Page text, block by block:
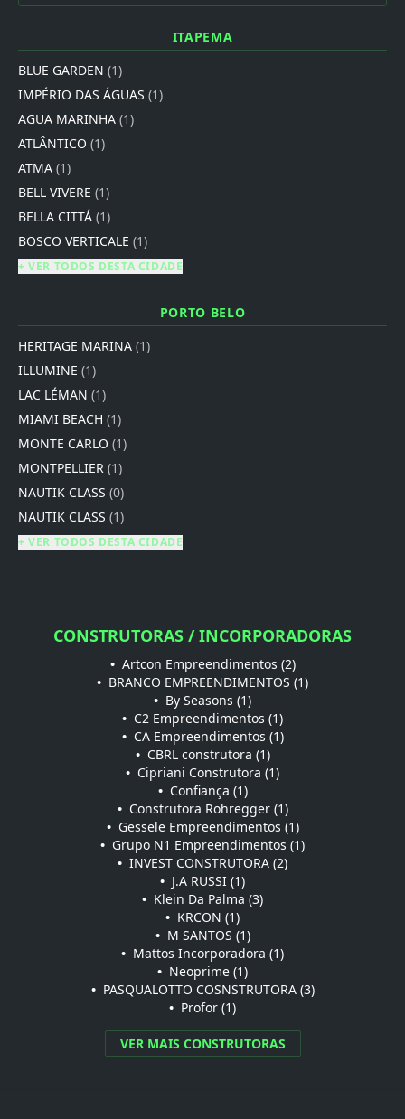
ITAPEMA
BLUE GARDEN (1)
IMPÉRIO DAS ÁGUAS (1)
AGUA MARINHA (1)
ATLÂNTICO (1)
ATMA (1)
BELL VIVERE (1)
BELLA CITTÁ (1)
BOSCO VERTICALE (1)
+ VER TODOS DESTA CIDADE
PORTO BELO
HERITAGE MARINA (1)
ILLUMINE (1)
LAC LÉMAN (1)
MIAMI BEACH (1)
MONTE CARLO (1)
MONTPELLIER (1)
NAUTIK CLASS (0)
NAUTIK CLASS (1)
+ VER TODOS DESTA CIDADE
CONSTRUTORAS / INCORPORADORAS
• Artcon Empreendimentos (2)
• BRANCO EMPREENDIMENTOS (1)
• By Seasons (1)
• C2 Empreendimentos (1)
• CA Empreendimentos (1)
• CBRL construtora (1)
• Cipriani Construtora (1)
• Confiança (1)
• Construtora Rohregger (1)
• Gessele Empreendimentos (1)
• Grupo N1 Empreendimentos (1)
• INVEST CONSTRUTORA (2)
• J.A RUSSI (1)
• Klein Da Palma (3)
• KRCON (1)
• M SANTOS (1)
• Mattos Incorporadora (1)
• Neoprime (1)
• PASQUALOTTO COSNSTRUTORA (3)
• Profor (1)
VER MAIS CONSTRUTORAS